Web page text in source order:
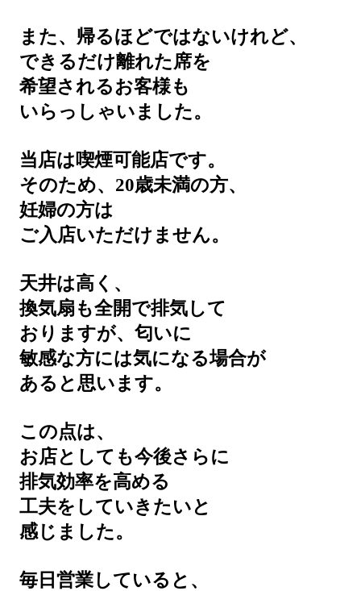
また、帰るほどではないけれど、
できるだけ離れた席を
希望されるお客様も
いらっしゃいました。
当店は喫煙可能店です。
そのため、20歳未満の方、
妊婦の方は
ご入店いただけません。
天井は高く、
換気扇も全開で排気して
おりますが、匂いに
敏感な方には気になる場合が
あると思います。
この点は、
お店としても今後さらに
排気効率を高める
工夫をしていきたいと
感じました。
毎日営業していると、